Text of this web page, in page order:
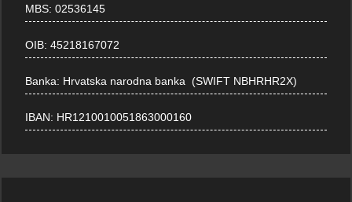
MBS: 02536145
OIB: 45218167072
Banka: Hrvatska narodna banka (SWIFT NBHRHR2X)
IBAN: HR1210010051863000160